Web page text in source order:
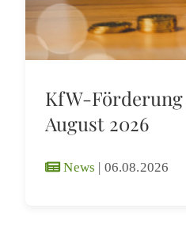
KfW-Förderung
August 2026
News 06.08.2026